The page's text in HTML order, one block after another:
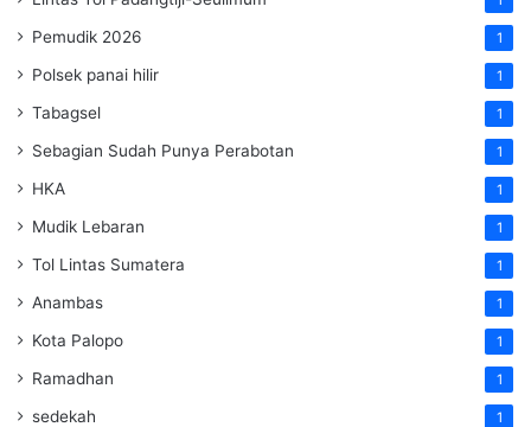
Pemudik 2026 1
Polsek panai hilir 1
Tabagsel 1
Sebagian Sudah Punya Perabotan 1
HKA 1
Mudik Lebaran 1
Tol Lintas Sumatera 1
Anambas 1
Kota Palopo 1
Ramadhan 1
sedekah 1